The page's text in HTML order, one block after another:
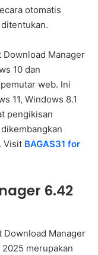
otomatis
Manager
10 dan
web. Ini
11, Windows 8.1
pengikisan
Visit BAGAS31 for
6.42
Download Manager
merupakan